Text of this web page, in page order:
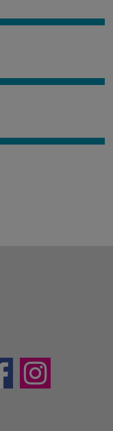
Instagram